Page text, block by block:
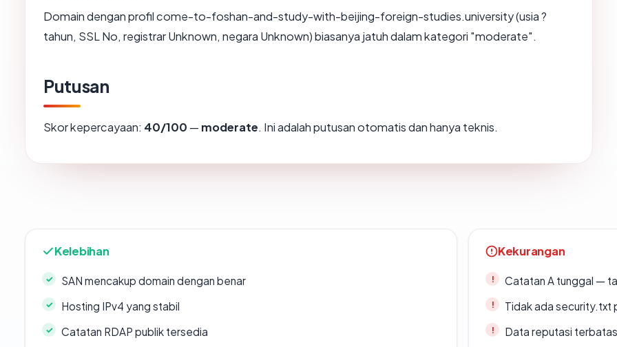
Domain dengan profil come-to-foshan-and-study-with-beijing-foreign-studies.university (usia ?
tahun, SSL No, registrar Unknown, negara Unknown) biasanya jatuh dalam kategori "moderate".
Putusan
Skor kepercayaan: 40/100 — moderate. Ini adalah putusan otomatis dan hanya teknis.
Kelebihan
SAN mencakup domain dengan benar
Hosting IPv4 yang stabil
Catatan RDAP publik tersedia
Kekurangan
Catatan A tunggal —
Tidak ada security.txt
Data reputasi